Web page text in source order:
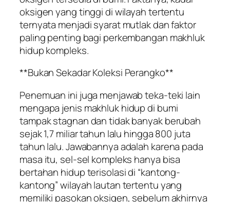
oksigen yang tinggi di wilayah tertentu
ternyata menjadi syarat mutlak dan faktor
paling penting bagi perkembangan makhluk
hidup kompleks.
**Bukan Sekadar Koleksi Perangko**
Penemuan ini juga menjawab teka-teki lain
mengapa jenis makhluk hidup di bumi
tampak stagnan dan tidak banyak berubah
sejak 1,7 miliar tahun lalu hingga 800 juta
tahun lalu. Jawabannya adalah karena pada
masa itu, sel-sel kompleks hanya bisa
bertahan hidup terisolasi di “kantong-
kantong” wilayah lautan tertentu yang
memiliki pasokan oksigen, sebelum akhirnya